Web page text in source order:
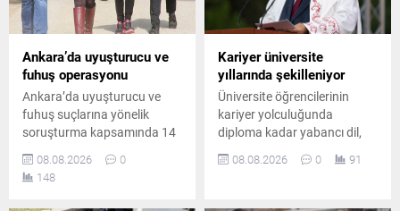
Ankara’da uyuşturucu ve
fuhuş operasyonu
Ankara’da uyuşturucu ve
fuhuş suçlarına yönelik
soruşturma kapsamında 14
kararı verildi. Düzenlenen
operasyonda 8 şüpheli
08.08.2026
0
148
Kariyer üniversite
yıllarında şekilleniyor
Üniversite öğrencilerinin
kariyer yolculuğunda
diploma kadar yabancı dil,
uygulamalı deneyimin de
08.08.2026 0 91